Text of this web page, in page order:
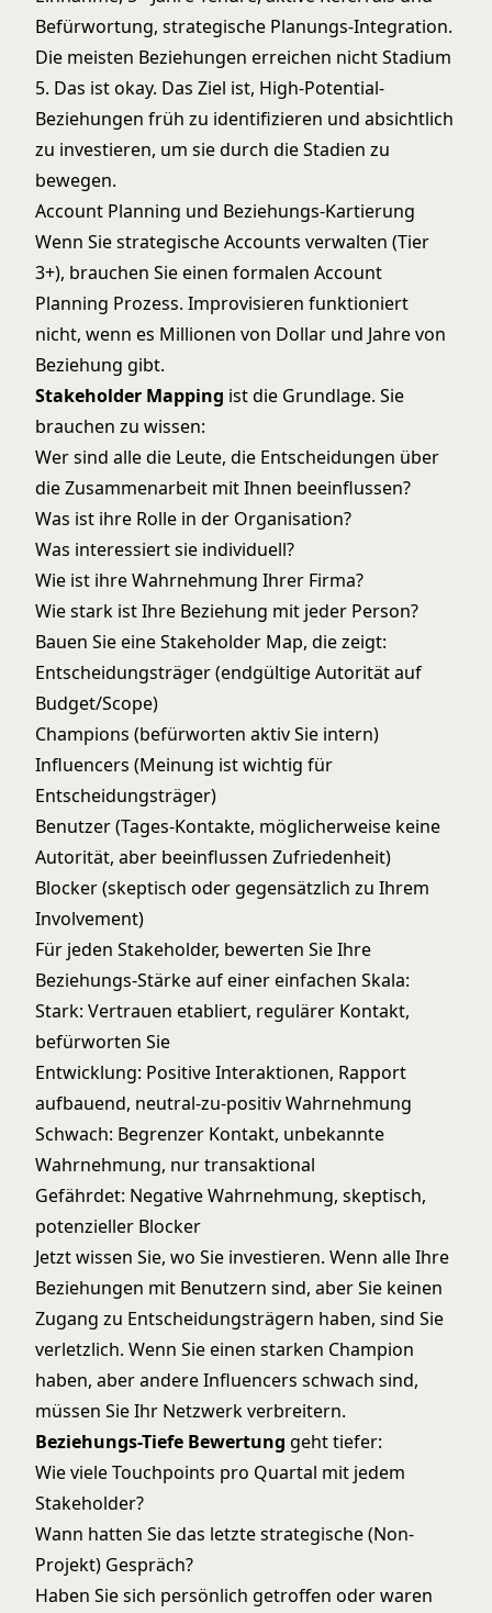
Befürwortung, strategische Planungs-Integration.
Die meisten Beziehungen erreichen nicht Stadium
5. Das ist okay. Das Ziel ist, High-Potential-
Beziehungen früh zu identifizieren und absichtlich
zu investieren, um sie durch die Stadien zu
bewegen.
Account Planning und Beziehungs-Kartierung
Wenn Sie strategische Accounts verwalten (Tier
3+), brauchen Sie einen formalen Account
Planning Prozess. Improvisieren funktioniert
nicht, wenn es Millionen von Dollar und Jahre von
Beziehung gibt.
Stakeholder Mapping ist die Grundlage. Sie
brauchen zu wissen:
Wer sind alle die Leute, die Entscheidungen über
die Zusammenarbeit mit Ihnen beeinflussen?
Was ist ihre Rolle in der Organisation?
Was interessiert sie individuell?
Wie ist ihre Wahrnehmung Ihrer Firma?
Wie stark ist Ihre Beziehung mit jeder Person?
Bauen Sie eine Stakeholder Map, die zeigt:
Entscheidungsträger (endgültige Autorität auf
Budget/Scope)
Champions (befürworten aktiv Sie intern)
Influencers (Meinung ist wichtig für
Entscheidungsträger)
Benutzer (Tages-Kontakte, möglicherweise keine
Autorität, aber beeinflussen Zufriedenheit)
Blocker (skeptisch oder gegensätzlich zu Ihrem
Involvement)
Für jeden Stakeholder, bewerten Sie Ihre
Beziehungs-Stärke auf einer einfachen Skala:
Stark: Vertrauen etabliert, regulärer Kontakt,
befürworten Sie
Entwicklung: Positive Interaktionen, Rapport
aufbauend, neutral-zu-positiv Wahrnehmung
Schwach: Begrenzer Kontakt, unbekannte
Wahrnehmung, nur transaktional
Gefährdet: Negative Wahrnehmung, skeptisch,
potenzieller Blocker
Jetzt wissen Sie, wo Sie investieren. Wenn alle Ihre
Beziehungen mit Benutzern sind, aber Sie keinen
Zugang zu Entscheidungsträgern haben, sind Sie
verletzlich. Wenn Sie einen starken Champion
haben, aber andere Influencers schwach sind,
müssen Sie Ihr Netzwerk verbreitern.
Beziehungs-Tiefe Bewertung geht tiefer:
Wie viele Touchpoints pro Quartal mit jedem
Stakeholder?
Wann hatten Sie das letzte strategische (Non-
Projekt) Gespräch?
Haben Sie sich persönlich getroffen oder waren